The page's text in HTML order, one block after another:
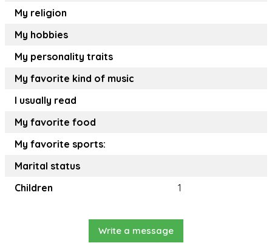
My religion
My hobbies
My personality traits
My favorite kind of music
I usually read
My favorite food
My favorite sports:
Marital status
Children
1
Write a message